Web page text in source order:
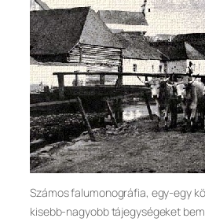
Számos falumonográfia, egy-egy
kisebb-nagyobb tájegységeket